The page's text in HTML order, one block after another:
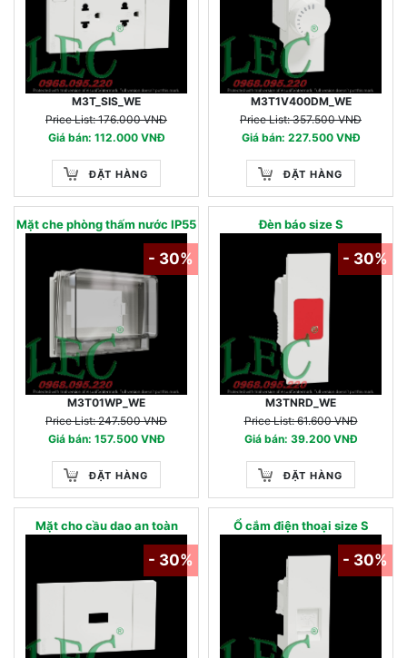
M3T_SIS_WE
Price List: 176.000 VNĐ
Giá bán: 112.000 VNĐ
ĐẶT HÀNG
M3T1V400DM_WE
Price List: 357.500 VNĐ
Giá bán: 227.500 VNĐ
ĐẶT HÀNG
Mặt che phòng thấm nước IP55
M3T01WP_WE
Price List: 247.500 VNĐ
Giá bán: 157.500 VNĐ
ĐẶT HÀNG
- 30%
Đèn báo size S
M3TNRD_WE
Price List: 61.600 VNĐ
Giá bán: 39.200 VNĐ
ĐẶT HÀNG
- 30%
Mặt cho cầu dao an toàn
- 30%
Ổ cắm điện thoại size S
- 30%